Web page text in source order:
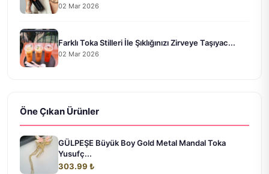
02 Mar 2026
Farklı Toka Stilleri İle Şıklığınızı Zirveye Taşıyac...
02 Mar 2026
Öne Çıkan Ürünler
GÜLPEŞE Büyük Boy Gold Metal Mandal Toka
Yusufç...
303.99 ₺